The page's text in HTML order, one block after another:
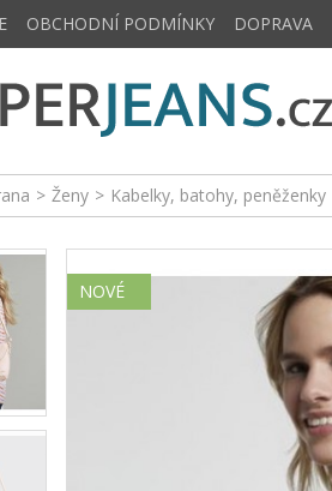
> Ženy > Kabelky, batohy, peněženky
NOVÉ
OBCHODNÍ PODMÍNKY DOPRAVA